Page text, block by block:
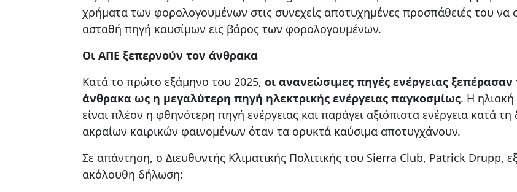
χρήματα των φορολογουμένων στις συνεχείς αποτυχημένες προσπάθειές του να
ασταθή πηγή καυσίμων εις βάρος των φορολογουμένων.
Οι ΑΠΕ ξεπερνούν τον άνθρακα
Κατά το πρώτο εξάμηνο του 2025, οι ανανεώσιμες πηγές ενέργειας ξεπέρασαν
άνθρακα ως η μεγαλύτερη πηγή ηλεκτρικής ενέργειας παγκοσμίως. Η ηλιακή
είναι πλέον η φθηνότερη πηγή ενέργειας και παράγει αξιόπιστα ενέργεια κατά τη
ακραίων καιρικών φαινομένων όταν τα ορυκτά καύσιμα αποτυγχάνουν.
Σε απάντηση, ο Διευθυντής Κλιματικής Πολιτικής του Sierra Club, Patrick Drupp,
ακόλουθη δήλωση: